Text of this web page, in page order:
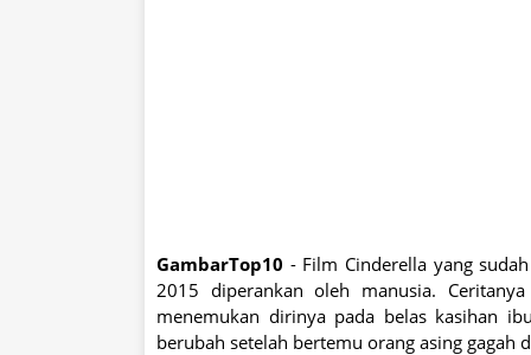
GambarTop10 - Film Cinderella yang
2015 diperankan oleh manusia.
menemukan dirinya pada belas kasihan
berubah setelah bertemu orang asing